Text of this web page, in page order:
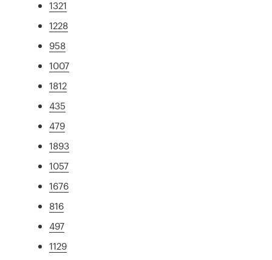
1321
1228
958
1007
1812
435
479
1893
1057
1676
816
497
1129